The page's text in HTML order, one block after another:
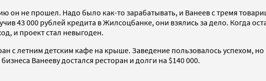
он не прошел. Надо было как-то зарабатывать, и Ванеев с тремя
43 000 рублей кредита в Жилсоцбанке, они взялись за дело. Когда
и проект стал невыгоден.
с летним детским кафе на крыше. Заведение пользовалось успехом,
Ванееву достался ресторан и долги на $140 000.